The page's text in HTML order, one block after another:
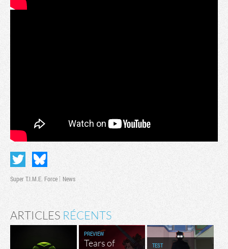
Super T.I.M.E. Force News
ARTICLES RÉCENTS
PREVIEW
Tears of
TEST